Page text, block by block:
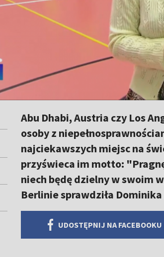
Abu Dhabi, Austria czy Los
osoby z
najciekawszych miejsc na
przyświeca im motto:
niech będę dzielny w swoim
Berlinie sprawdziła
UDOSTĘPNIJ NA FACEBOOKU